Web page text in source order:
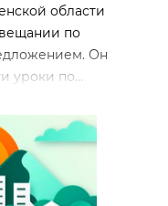
области
по
Он
уроки по...